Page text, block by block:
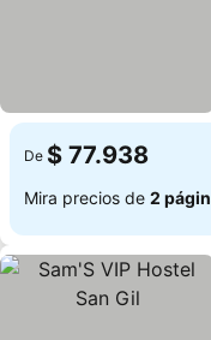
De $ 77.938
Mira precios de 2